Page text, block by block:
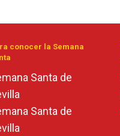
conocer la Semana
Santa de
Santa de